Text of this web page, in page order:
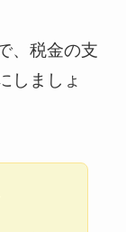
、税金の支
しましょ